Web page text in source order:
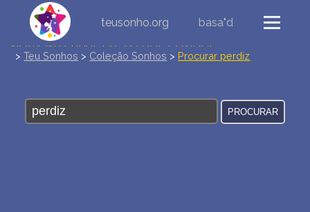
teusonho.org
basa"d
NOVA INTERPRETAÇÃO DOS SONHOS
DICIONÁRIO DE SÍMBOLOS DOS SONHOS
>Teu Sonhos > Coleção Sonhos > Procurar perdiz